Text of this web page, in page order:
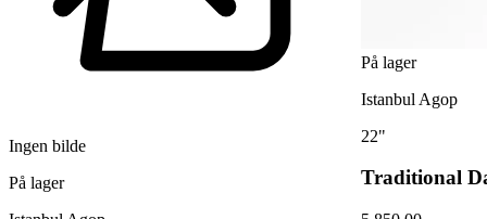
Ingen bilde
På lager
På lager
Istanbul Agop
22"
Traditional